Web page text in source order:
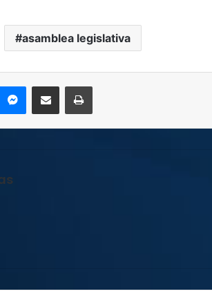
asamblea legislativa
MessengerCompartir por correo electrónicoImprimir